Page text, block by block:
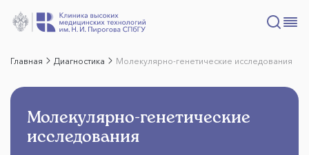
Главная Диагностика Молекулярно-генетические исследования
Молекулярно-генетические
исследования